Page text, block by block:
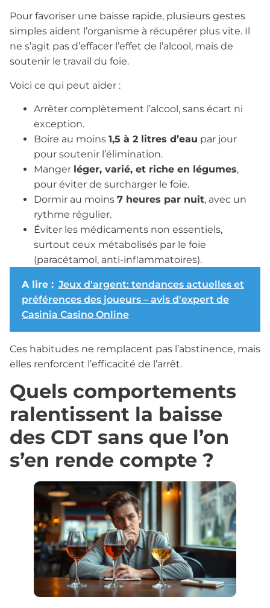
Pour favoriser une baisse rapide, plusieurs gestes
simples aident l’organisme à récupérer plus vite. Il
ne s’agit pas d’effacer l’effet de l’alcool, mais de
soutenir le travail du foie.
Voici ce qui peut aider :
Arrêter complètement l’alcool, sans écart ni
exception.
Boire au moins 1,5 à 2 litres d’eau par jour
pour soutenir l’élimination.
Manger léger, varié, et riche en légumes,
pour éviter de surcharger le foie.
Dormir au moins 7 heures par nuit, avec un
rythme régulier.
Éviter les médicaments non essentiels,
surtout ceux métabolisés par le foie
(paracétamol, anti-inflammatoires).
A lire : Jeux d'argent: tendances actuelles et
préférences des joueurs – avis d'expert de
Casinia Casino Online
Ces habitudes ne remplacent pas l’abstinence, mais
elles renforcent l’efficacité de l’arrêt.
Quels comportements
ralentissent la baisse
des CDT sans que l’on
s’en rende compte ?